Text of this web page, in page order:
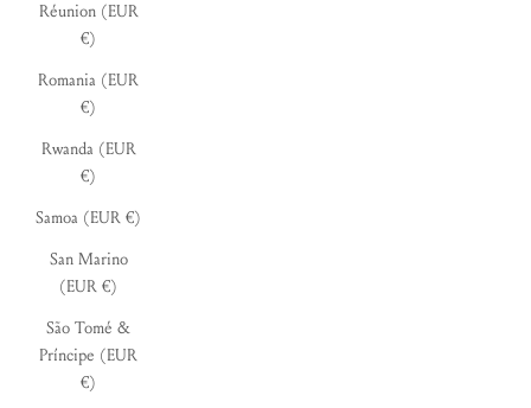
Réunion (EUR
€)
Romania (EUR
€)
Rwanda (EUR
€)
Samoa (EUR €)
San Marino
(EUR €)
São Tomé &
Príncipe (EUR
€)